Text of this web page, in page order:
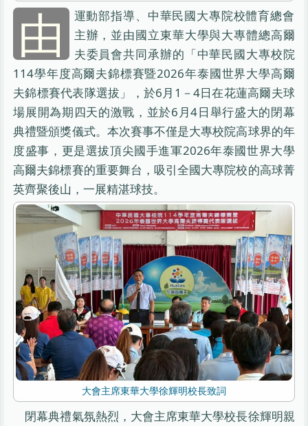
由
運動部指導、中華民國大專院校體育總會
主辦，並由國立東華大學與大專體總高爾
夫委員會共同承辦的「中華民國大專校院
114學年度高爾夫錦標賽暨2026年泰國世界大學高爾
夫錦標賽代表隊選拔」，於6月1－4日在花蓮高爾夫球
場展開為期四天的激戰，並於6月4日舉行盛大的閉幕
典禮暨頒獎儀式。本次賽事不僅是大專校院高球界的年
度盛事，更是選拔頂尖國手進軍2026年泰國世界大學
高爾夫錦標賽的重要舞台，吸引全國大專院校的高球菁
英齊聚後山，一展精湛球技。
大會主席東華大學徐輝明校長致詞
閉幕典禮氣氛熱烈，大會主席東華大學校長徐輝明親